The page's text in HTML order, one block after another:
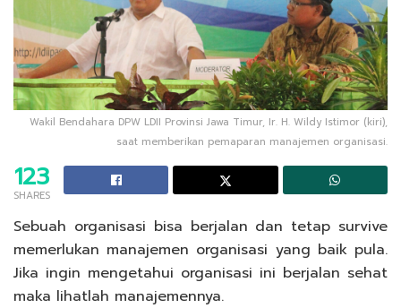
Wakil Bendahara DPW LDII Provinsi Jawa Timur, Ir. H. Wildy Istimor (kiri),
saat memberikan pemaparan manajemen organisasi.
123
SHARES
Sebuah organisasi bisa berjalan dan tetap survive
memerlukan manajemen organisasi yang baik pula.
Jika ingin mengetahui organisasi ini berjalan sehat
maka lihatlah manajemennya.